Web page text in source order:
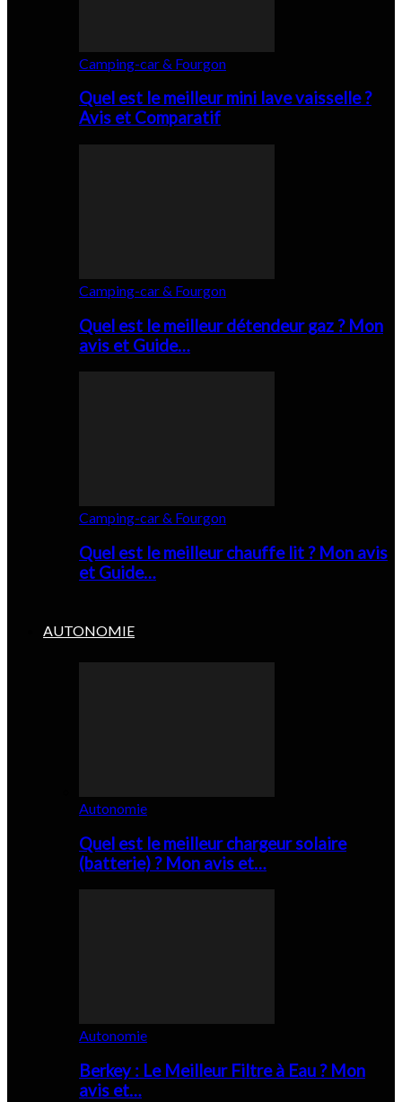
Camping-car & Fourgon
Quel est le meilleur mini lave vaisselle ?
Avis et Comparatif
Camping-car & Fourgon
Quel est le meilleur détendeur gaz ? Mon
avis et Guide…
Camping-car & Fourgon
Quel est le meilleur chauffe lit ? Mon avis
et Guide…
AUTONOMIE
Autonomie
Quel est le meilleur chargeur solaire
(batterie) ? Mon avis et…
Autonomie
Berkey : Le Meilleur Filtre à Eau ? Mon
avis et…